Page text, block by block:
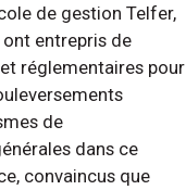
de gestion Telfer,
entrepris de
réglementaires pour
de
dans ce
convaincus que